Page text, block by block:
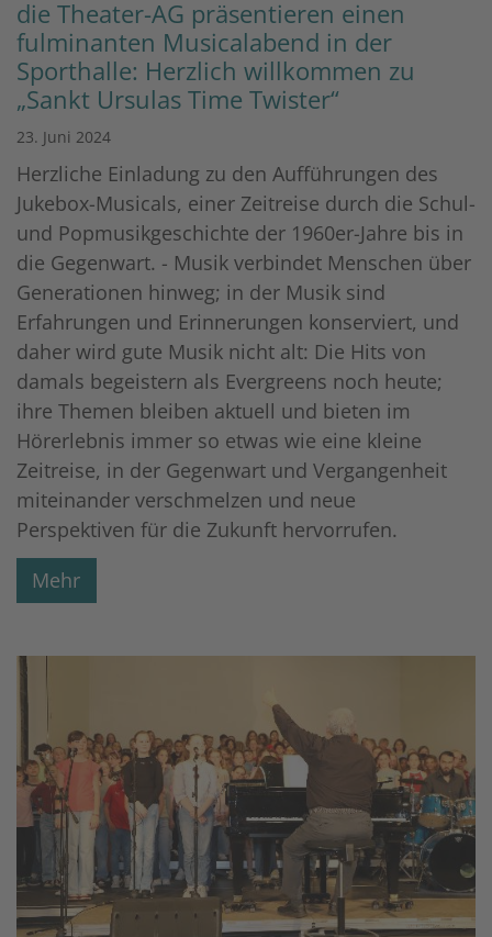
die Theater-AG präsentieren einen
fulminanten Musicalabend in der
Sporthalle: Herzlich willkommen zu
„Sankt Ursulas Time Twister“
23. Juni 2024
Herzliche Einladung zu den Aufführungen des
Jukebox-Musicals, einer Zeitreise durch die Schul-
und Popmusikgeschichte der 1960er-Jahre bis in
die Gegenwart. - Musik verbindet Menschen über
Generationen hinweg; in der Musik sind
Erfahrungen und Erinnerungen konserviert, und
daher wird gute Musik nicht alt: Die Hits von
damals begeistern als Evergreens noch heute;
ihre Themen bleiben aktuell und bieten im
Hörerlebnis immer so etwas wie eine kleine
Zeitreise, in der Gegenwart und Vergangenheit
miteinander verschmelzen und neue
Perspektiven für die Zukunft hervorrufen.
Mehr